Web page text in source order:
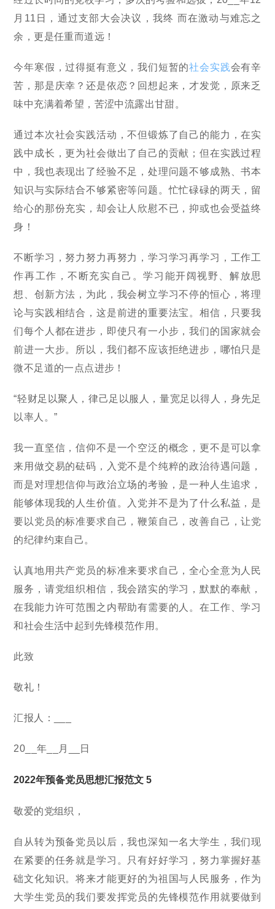
月11日，通过支部大会决议，我终 而在激动与难忘之
余，更是任重而道远！
今年寒假，过得挺有意义，我们短暂的社会实践会有辛
苦，那是庆幸？还是依恋？回想起来，才发觉，原来乏
味中充满着希望，苦涩中流露出甘甜。
通过本次社会实践活动，不但锻炼了自己的能力，在实
践中成长，更为社会做出了自己的贡献；但在实践过程
中，我也表现出了经验不足，处理问题不够成熟、书本
知识与实际结合不够紧密等问题。忙忙碌碌的两天，留
给心的那份充实，却会让人欣慰不已，抑或也会受益终
身！
不断学习，努力努力再努力，学习学习再学习，工作工
作再工作，不断充实自己。学习能开阔视野、解放思
想、创新方法，为此，我会树立学习不停的恒心，将理
论与实践相结合，这是前进的重要法宝。相信，只要我
们每个人都在进步，即使只有一小步，我们的国家就会
前进一大步。所以，我们都不应该拒绝进步，哪怕只是
微不足道的一点点进步！
“轻财足以聚人，律己足以服人，量宽足以得人，身先足
以率人。”
我一直坚信，信仰不是一个空泛的概念，更不是可以拿
来用做交易的砝码，入党不是个纯粹的政治待遇问题，
而是对理想信仰与政治立场的考验，是一种人生追求，
能够体现我的人生价值。入党并不是为了什么私益，是
要以党员的标准要求自己，鞭策自己，改善自己，让党
的纪律约束自己。
认真地用共产党员的标准来要求自己，全心全意为人民
服务，请党组织相信，我会踏实的学习，默默的奉献，
在我能力许可范围之内帮助有需要的人。在工作、学习
和社会生活中起到先锋模范作用。
此致
敬礼！
汇报人：___
20__年__月__日
2022年预备党员思想汇报范文 5
敬爱的党组织，
自从转为预备党员以后，我也深知一名大学生，我们现
在紧要的任务就是学习。只有好好学习，努力掌握好基
础文化知识。将来才能更好的为祖国与人民服务，作为
大学生党员的我们要发挥党员的先锋模范作用就要做到